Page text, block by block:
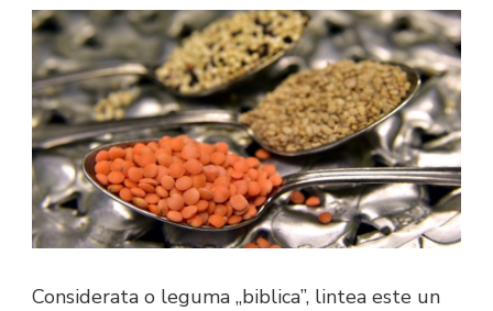
Considerata o leguma „biblica”, lintea este un